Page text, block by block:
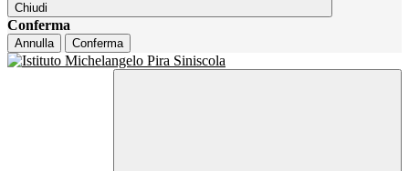
Chiudi
Conferma
Annulla Conferma